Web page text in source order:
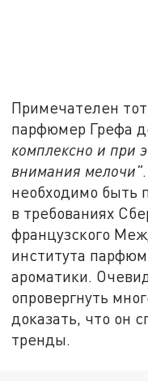
Примечателен
парфюмер Грефа
комплексно и при
внимания мелочи"
необходимо быть
в требованиях
французского
института
ароматики.
опровергнуть
доказать, что он
тренды.